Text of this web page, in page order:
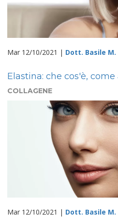
Mar 12/10/2021 | Dott. Basile M.
Elastina: che cos'è,
COLLAGENE
Mar 12/10/2021 | Dott. Basile M.